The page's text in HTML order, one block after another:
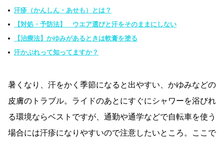
汗疹（かんしん・あせも）とは？
【対処・予防法】 ウエア選びと汗をそのままにしない
【治療法】かゆみがあるときは軟膏を塗る
汗かぶれって知ってますか？
暑くなり、汗をかく季節になると出やすい、かゆみなどの
皮膚のトラブル。ライドのあとにすぐにシャワーを浴びれ
る環境ならベストですが、通勤や通学などで自転車を使う
場合には汗疹になりやすいので注意したいところ。ここで